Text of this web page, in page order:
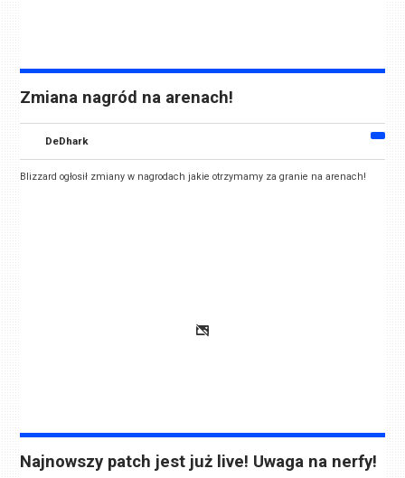
Zmiana nagród na arenach!
DeDhark
Blizzard ogłosił zmiany w nagrodach jakie otrzymamy za granie na arenach!
Najnowszy patch jest już live! Uwaga na nerfy!